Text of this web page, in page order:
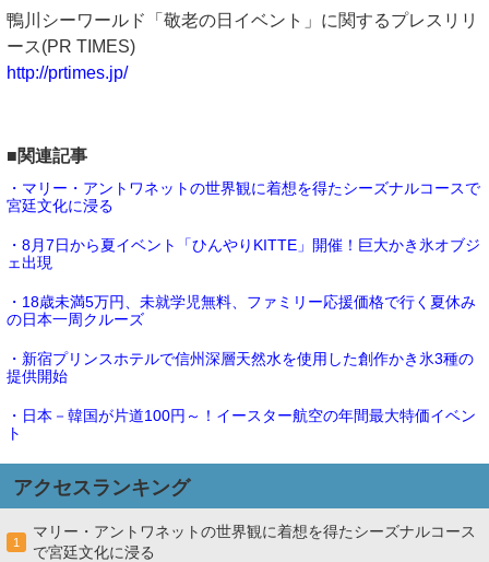
鴨川シーワールド「敬老の日イベント」に関するプレスリリ
ース(PR TIMES)
http://prtimes.jp/
■関連記事
・マリー・アントワネットの世界観に着想を得たシーズナルコースで
宮廷文化に浸る
・8月7日から夏イベント「ひんやりKITTE」開催！巨大かき氷オブジ
ェ出現
・18歳未満5万円、未就学児無料、ファミリー応援価格で行く夏休み
の日本一周クルーズ
・新宿プリンスホテルで信州深層天然水を使用した創作かき氷3種の
提供開始
・日本－韓国が片道100円～！イースター航空の年間最大特価イベン
ト
アクセスランキング
1
マリー・アントワネットの世界観に着想を得たシーズナルコース
で宮廷文化に浸る